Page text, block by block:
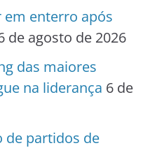
em enterro após
de agosto de 2026
das maiores
na liderança 6 de
de partidos de